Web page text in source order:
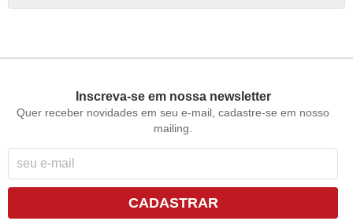
Inscreva-se em nossa newsletter
Quer receber novidades em seu e-mail, cadastre-se em nosso
mailing.
CADASTRAR